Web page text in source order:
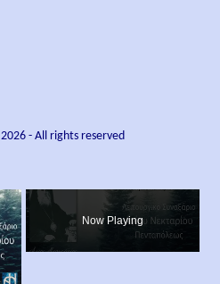
2026- All rights reserved
×
Now Playing